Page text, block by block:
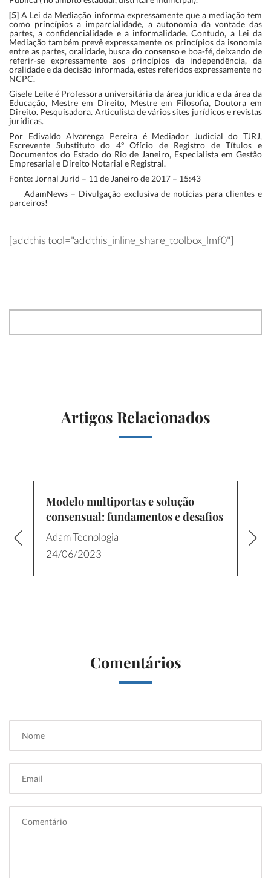
[5] A Lei da Mediação informa expressamente que a mediação tem
como princípios a imparcialidade, a autonomia da vontade das
partes, a confidencialidade e a informalidade. Contudo, a Lei da
Mediação também prevê expressamente os princípios da isonomia
entre as partes, oralidade, busca do consenso e boa-fé, deixando de
referir-se expressamente aos princípios da independência, da
oralidade e da decisão informada, estes referidos expressamente no
NCPC.
Gisele Leite é Professora universitária da área jurídica e da área da
Educação, Mestre em Direito, Mestre em Filosofia, Doutora em
Direito. Pesquisadora. Articulista de vários sites jurídicos e revistas
jurídicas.
Por Edivaldo Alvarenga Pereira é Mediador Judicial do TJRJ,
Escrevente Substituto do 4º Ofício de Registro de Títulos e
Documentos do Estado do Rio de Janeiro, Especialista em Gestão
Empresarial e Direito Notarial e Registral.
Fonte: Jornal Jurid – 11 de Janeiro de 2017 – 15:43
AdamNews– Divulgação exclusiva de notícias para clientes e
parceiros!
[addthis tool="addthis_inline_share_toolbox_lmf0"]
Artigos Relacionados
Modelo multiportas e solução
consensual: fundamentos e desafios
Adam Tecnologia
24/06/2023
Comentários